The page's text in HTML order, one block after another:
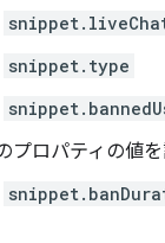
snippet.type
プロパティの値